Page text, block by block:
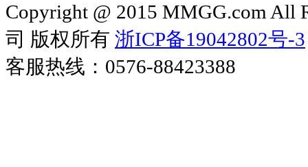
Copyright @ 2015 MMGG.com All
司 版权所有 浙ICP备19042802号-3
客服热线：0576-88423388